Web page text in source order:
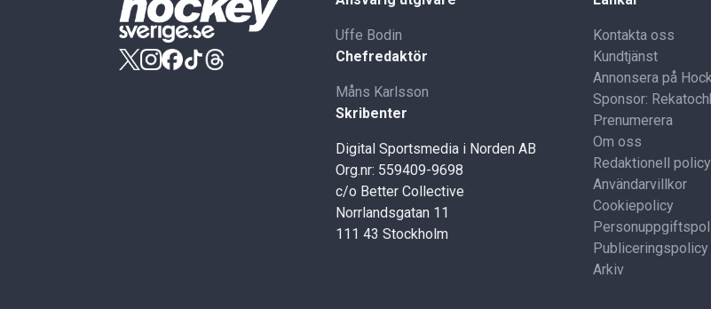
Uffe Bodin
Chefredaktör
Måns Karlsson
Skribenter
Digital Sportsmedia i Norden AB
Org.nr: 559409-9698
c/o Better Collective
Norrlandsgatan 11
111 43 Stockholm
Kontakta oss
Kundtjänst
Annonsera på
Sponsor:
Prenumerera
Om oss
Redaktionell policy
Användarvillkor
Cookiepolicy
Arkiv